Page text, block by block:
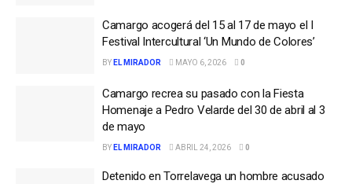
Camargo acogerá del 15 al 17 de mayo el I
Festival Intercultural ‘Un Mundo de Colores’
BY EL MIRADOR MAYO 6, 2026 0
Camargo recrea su pasado con la Fiesta
Homenaje a Pedro Velarde del 30 de abril al 3
de mayo
BY EL MIRADOR ABRIL 24, 2026 0
Detenido en Torrelavega un hombre acusado